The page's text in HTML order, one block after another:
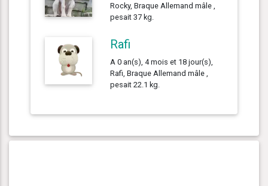
Rocky, Braque Allemand mâle ,
pesait 37 kg.
Rafi
A 0 an(s), 4 mois et 18 jour(s),
Rafi, Braque Allemand mâle ,
pesait 22.1 kg.